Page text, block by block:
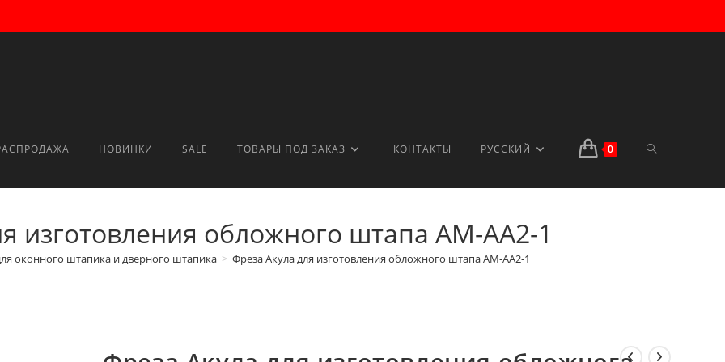
НОВИНКИ SALE ТОВАРЫ ПОД ЗАКАЗ КОНТАКТЫ РУССКИЙ 0
изготовления обложного штапа AM-AA2-1
оконного штапика и дверного штапика > Фреза Акула для изготовления обложного штапа AM-AA2-1